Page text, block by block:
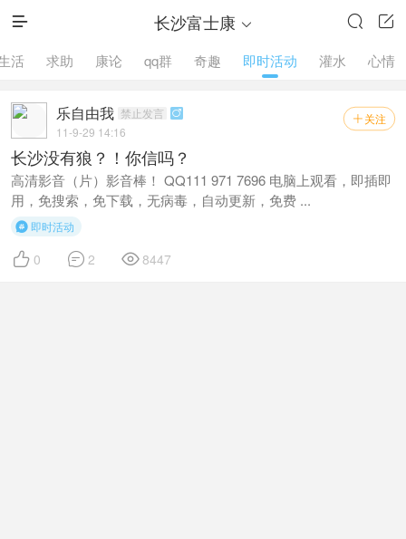
 长沙富士康  

活 求助 康论 qq群 奇趣 即时活动 灌水 心情
 关注
乐自由我 禁止发言 
11-9-29 14:16
长沙没有狼？！你信吗？
高清影音（片）影音棒！ QQ111 971 7696 电脑上观看，即插即
用，免搜索，免下载，无病毒，自动更新，免费 ...
即时活动
 0  2  8447